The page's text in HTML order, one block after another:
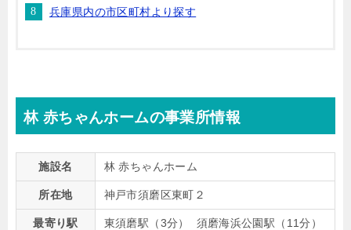
兵庫県内の市区町村より探す
林 赤ちゃんホームの事業所情報
施設名 林 赤ちゃんホーム
所在地 神戸市須磨区東町２
最寄り駅 東須磨駅（3分） 須磨海浜公園駅（11分）